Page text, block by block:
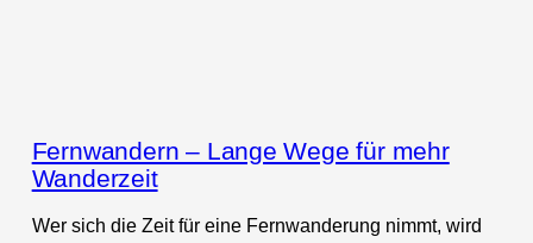
Fernwandern – Lange Wege für mehr
Wanderzeit
Wer sich die Zeit für eine Fernwanderung nimmt, wird